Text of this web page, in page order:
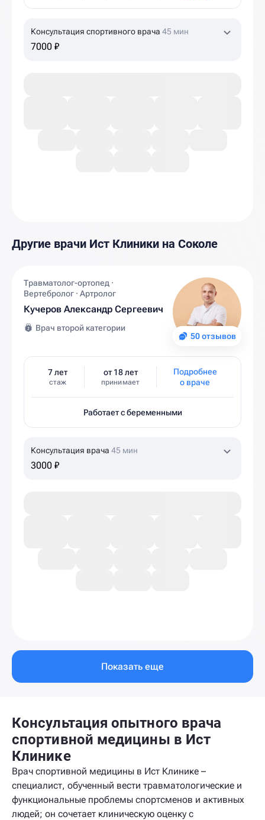
Консультация спортивного врача 45 мин
7000 ₽
Другие врачи Ист Клиники на Соколе
50 отзывов
Травматолог-ортопед ·
Вертебролог · Артролог
Кучеров Александр Сергеевич
Врач второй категории
7 лет
стаж
от 18 лет
принимает
Подробнее
о враче
Работает с беременными
Консультация врача 45 мин
3000 ₽
Показать еще
Консультация опытного врача
спортивной медицины в Ист
Клинике
Врач спортивной медицины в Ист Клинике –
специалист, обученный вести травматологические и
функциональные проблемы спортсменов и активных
людей; он сочетает клиническую оценку с